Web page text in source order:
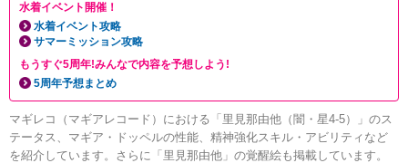
水着イベント開催！
水着イベント攻略
サマーミッション攻略
もうすぐ5周年!みんなで内容を予想しよう!
5周年予想まとめ
マギレコ（マギアレコード）における「里見那由他（闇・星4-5）」のス
テータス、マギア・ドッペルの性能、精神強化スキル・アビリティなど
を紹介しています。さらに「里見那由他」の覚醒絵も掲載しています。